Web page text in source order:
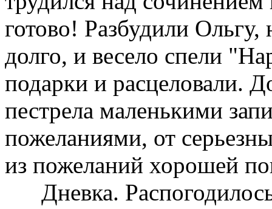
готово! Разбудили
долго, и весело спели
подарки и расцеловали.
пестрела маленькими
пожеланиями, от
из пожеланий хорошей
Дневка.